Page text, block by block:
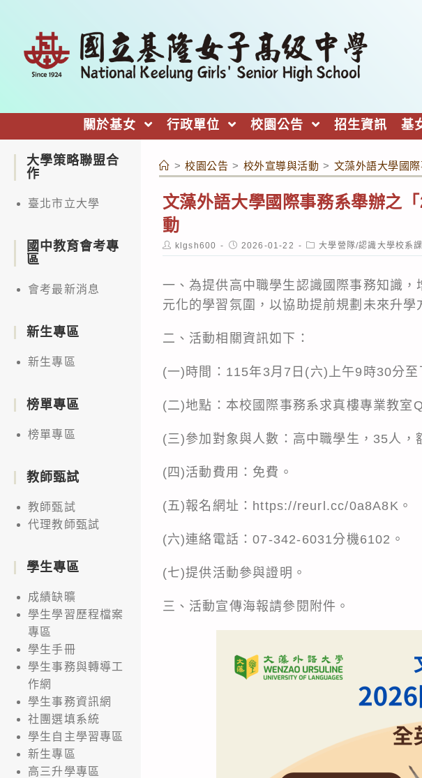
關於基女 行政單位 校園公告 招生資訊 基
> 校園公告 > 校外宣導與活動 > 文藻外語大學國
文藻外語大學國際事務系舉辦之
動
Post
author:
klgsh600
Post
published:
2026-01-22
Post
category:
大學營隊/認識大學校系
一、為提供高中職學生認識國際事務知識
元化的學習氛圍，以協助提前規劃未來升學
二、活動相關資訊如下：
(一)時間：115年3月7日(六)上午9時30分至
(二)地點：本校國際事務系求真樓專業教室
(三)參加對象與人數：高中職學生，35人，
(四)活動費用：免費。
(五)報名網址： https://reurl.cc/0a8A8K 。
(六)連絡電話：07-342-6031分機6102。
(七)提供活動參與證明。
三、活動宣傳海報請參閱附件。
大學策略聯盟合
作
臺北市立大學
國中教育會考專
區
會考最新消息
新生專區
新生專區
榜單專區
榜單專區
教師甄試
教師甄試
代理教師甄試
學生專區
成績缺曠
學生學習歷程檔案
專區
學生手冊
學生事務與轉導工
作網
學生事務資訊網
社團選填系統
學生自主學習專區
新生專區
高三升學專區